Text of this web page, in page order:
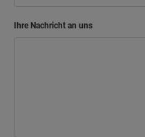
Ihre Nachricht an uns